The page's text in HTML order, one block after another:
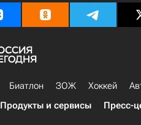
Биатлон ЗОЖ Хоккей
Продукты и сервисы Пресс-